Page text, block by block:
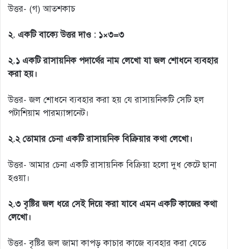
উত্তর- (গ) আতশকাচ
২. একটি বাক্যে উত্তর দাও : ১×৩=৩
২.১ একটি রাসায়নিক পদার্থের নাম লেখো যা জল শোধনে ব্যবহার
করা হয়।
উত্তর- জল শোধনে ব্যবহার করা হয় যে রাসায়নিকটি সেটি হল
পটাশিয়াম পারম্যাঙ্গানেট।
২.২ তোমার চেনা একটি রাসায়নিক বিক্রিয়ার কথা লেখো।
উত্তর- আমার চেনা একটি রাসায়নিক বিক্রিয়া হলো দুধ কেটে ছানা
হওয়া।
২.৩ বৃষ্টির জল ধরে সেই দিয়ে করা যাবে এমন একটি কাজের কথা
লেখো।
উত্তর- বৃষ্টির জল জামা কাপড় কাচার কাজে ব্যবহার করা যেতে